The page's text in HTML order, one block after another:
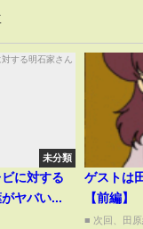
未分類
に対する
ヤバい...
ゲストは
【前編】
■ 次回、田